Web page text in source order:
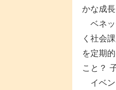
かな成
ベネッ
く社会
を定期
こと？
イベン